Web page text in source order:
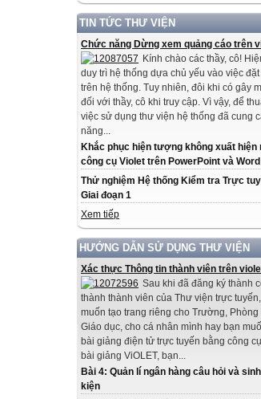
TIN TỨC THƯ VIỆN
Chức năng Dừng xem quảng cáo trên
Kính chào các thầy, cô!
duy trì hệ thống dựa chủ yếu vào việc
trên hệ thống. Tuy nhiên, đôi khi có gây
đối với thầy, cô khi truy cập. Vì vậy, để
việc sử dụng thư viện hệ thống đã cung
năng...
Khắc phục hiện tượng không xuất hiện
công cụ Violet trên PowerPoint và Word
Thử nghiệm Hệ thống Kiểm tra Trực
Giai đoạn 1
Xem tiếp
HƯỚNG DẪN SỬ DỤNG THƯ VIỆN
Xác thực Thông tin thành viên trên
Sau khi đã đăng ký thành
thành thành viên của Thư viện trực
muốn tạo trang riêng cho Trường,
Giáo dục, cho cá nhân mình hay bạn
bài giảng điện tử trực tuyến bằng công
bài giảng ViOLET, bạn...
Bài 4: Quản lí ngân hàng câu hỏi và
kiện